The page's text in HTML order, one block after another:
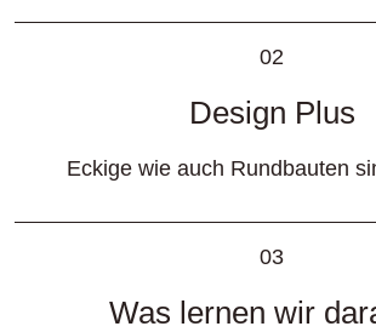
02
Design Plus
Eckige wie auch Rundbauten
03
Was lernen wir